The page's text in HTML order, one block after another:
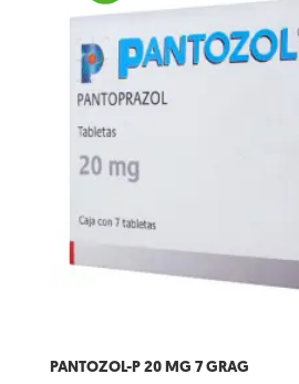
PANTOZOL-P 20 MG 7 GRAG